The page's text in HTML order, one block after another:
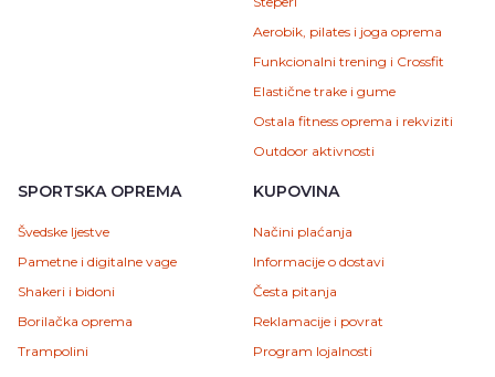
Aerobik, pilates i joga oprema
Funkcionalni trening i Crossfit
Elastične trake i gume
Ostala fitness oprema i rekviziti
Outdoor aktivnosti
SPORTSKA OPREMA
Švedske ljestve
Pametne i digitalne vage
Shakeri i bidoni
Borilačka oprema
Trampolini
KUPOVINA
Načini plaćanja
Informacije o dostavi
Česta pitanja
Reklamacije i povrat
Program lojalnosti